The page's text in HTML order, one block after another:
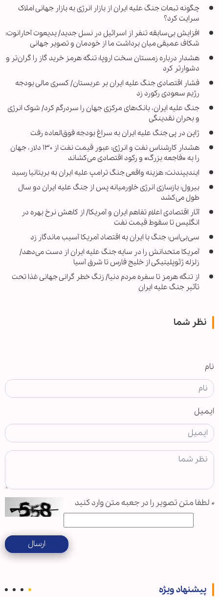
چگونه تبعات جنگ علیه ایران از بازار انرژی به بازار جهانی املاک
سرایت کرد؟
افزایش بی‌سابقه تنفر از اسرائیل در نسل جدید/ یدیعوت آحارانوت:
شکاف عمیقی میان برداشت ما از خودمان و تصویر جهانی
هشدار درباره زمستان سخت اروپا؛ تنگه هرمز خرید گاز را گران‌تر و
دشوارتر کرد
فشار اقتصادی جنگ علیه ایران بر عربستان/ کسری مالی بودجه
رژیم سعودی رکورد زد
جنگ علیه ایران، بانک‌های مرکزی جهان را سردرگم کرد/ شوک انرژی
و بحران نقدینگی
ژاپن در پی جنگ علیه ایران به سراغ بودجه فوق‌العاده رفت
هشدار کارشناس نفت و انرژی: عبور قیمت نفت از ۱۳۰ دلار، جهان
را به «فاجعه بزرگ» و رکود اقتصادی می‌کشاند
ایندیپندنت: هزینه واقعی جنگ ترامپ علیه ایران به بریتانیا رسید
بیرول: بازسازی انرژی خاورمیانه پس از جنگ علیه ایران دو سال
طول می‌کشد
آثار اقتصادی اعلام تفاهم ایران و آمریکا/ از کاهش نرخ بهره در
انگلیس تا سقوط قیمت نفت
سی‌بی‌اس: جنگ با ایران به اقتصاد آمریکا آسیب ماندگار زد
آمریکا متحدانش را در سایه جنگ علیه ایران از دست می‌دهد/
زلزله ژئوپلیتیکی از خلیج فارس تا شرق آسیا
از تنگه هرمز تا سفره مردم دنیا/ زنگ خطر گرانی جهانی غذا تحت
تأثیر جنگ علیه ایران
نظر شما
نام
ایمیل
* لطفا متن تصویر را در جعبه متن وارد کنید
ارسال
پیشنهاد ویژه